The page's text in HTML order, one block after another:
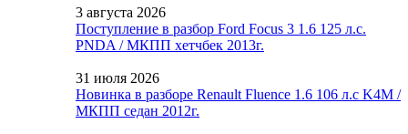
3 августа 2026
Поступление в разбор Ford Focus 3 1.6 125 л.с.
PNDA / МКПП хетчбек 2013г.
31 июля 2026
Новинка в разборе Renault Fluence 1.6 106 л.с K4M /
МКПП седан 2012г.